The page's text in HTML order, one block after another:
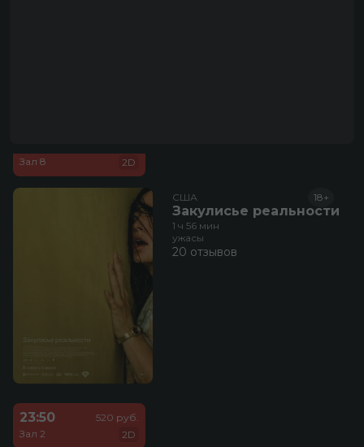
Зал 8
2D
США
Закулисье реальности
18+
1 ч 56 мин
ужасы
20 отзывов
23:50
Зал 2
520 руб.
2D